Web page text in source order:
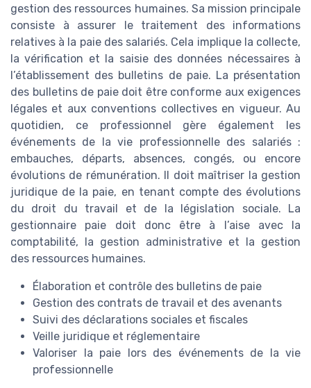
gestion des ressources humaines. Sa mission principale
consiste à assurer le traitement des informations
relatives à la paie des salariés. Cela implique la collecte,
la vérification et la saisie des données nécessaires à
l’établissement des bulletins de paie. La présentation
des bulletins de paie doit être conforme aux exigences
légales et aux conventions collectives en vigueur. Au
quotidien, ce professionnel gère également les
événements de la vie professionnelle des salariés :
embauches, départs, absences, congés, ou encore
évolutions de rémunération. Il doit maîtriser la gestion
juridique de la paie, en tenant compte des évolutions
du droit du travail et de la législation sociale. La
gestionnaire paie doit donc être à l’aise avec la
comptabilité, la gestion administrative et la gestion
des ressources humaines.
Élaboration et contrôle des bulletins de paie
Gestion des contrats de travail et des avenants
Suivi des déclarations sociales et fiscales
Veille juridique et réglementaire
Valoriser la paie lors des événements de la vie
professionnelle